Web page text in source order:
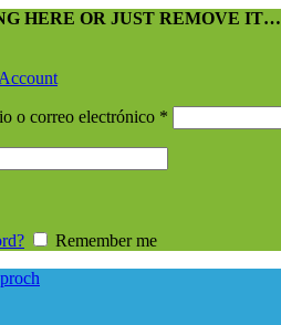
HERE OR JUST REMOVE IT…
o correo electrónico *
Remember me